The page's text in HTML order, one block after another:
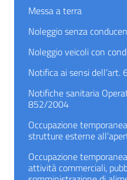
Messa a terra
Noleggio senza
Noleggio veicoli con
Notifica ai sensi
Notifiche sanitaria
852/2004
Occupazione
strutture esterne
Occupazione
attività commerciali,